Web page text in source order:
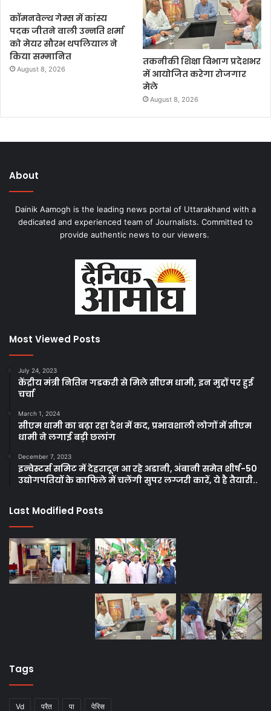
कॉमनवेल्थ गेम्स में कांस्य
पदक जीतने वाली उन्नति शर्मा
को मेयर सौरभ थपलियाल ने
किया सम्मानित
August 8, 2026
तकनीकी शिक्षा विभाग प्रदेशभर
में आयोजित करेगा रोजगार
मेले
August 8, 2026
About
Dainik Aamogh is the leading news portal of Uttarakhand with a
dedicated and experienced team of Journalists. Committed to
provide authentic news to our viewers.
Most Viewed Posts
July 24, 2023
केंद्रीय मंत्री नितिन गडकरी से मिले सीएम धामी, इन मुद्दों पर हुई
चर्चा
March 1, 2024
सीएम धामी का बढ़ा रहा देश में कद, प्रभावशाली लोगों में सीएम
धामी ने लगाई बड़ी छलांग
December 7, 2023
इन्वेस्टर्स समिट में देहरादून आ रहे अडानी, अंबानी समेत शीर्ष-50
उद्योगपतियों के काफिले में चलेंगी सुपर लग्जरी कारें, ये है तैयारी..
Last Modified Posts
Tags
Vd परैत पा पेरिस